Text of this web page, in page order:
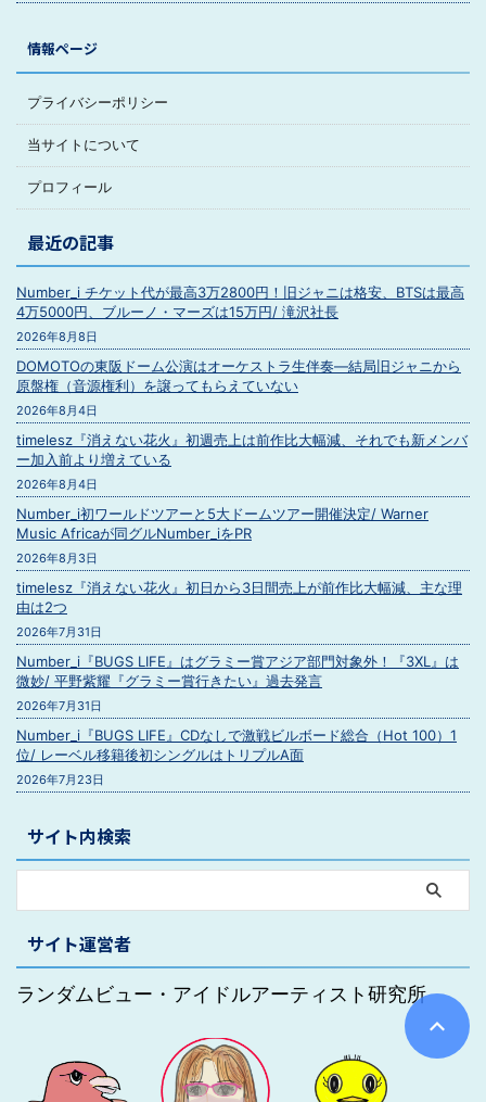
情報ページ
プライバシーポリシー
当サイトについて
プロフィール
最近の記事
Number_i チケット代が最高3万2800円！旧ジャニは格安、BTSは最高
4万5000円、ブルーノ・マーズは15万円/ 滝沢社長
2026年8月8日
DOMOTOの東阪ドーム公演はオーケストラ生伴奏―結局旧ジャニから
原盤権（音源権利）を譲ってもらえていない
2026年8月4日
timelesz『消えない花火』初週売上は前作比大幅減、それでも新メンバ
ー加入前より増えている
2026年8月4日
Number_i初ワールドツアーと5大ドームツアー開催決定/ Warner
Music Africaが同グルNumber_iをPR
2026年8月3日
timelesz『消えない花火』初日から3日間売上が前作比大幅減、主な理
由は2つ
2026年7月31日
Number_i『BUGS LIFE』はグラミー賞アジア部門対象外！『3XL』は
微妙/ 平野紫耀『グラミー賞行きたい』過去発言
2026年7月31日
Number_i『BUGS LIFE』CDなしで激戦ビルボード総合（Hot 100）1
位/ レーベル移籍後初シングルはトリプルA面
2026年7月23日
サイト内検索
サイト運営者
ランダムビュー・アイドルアーティスト研究所